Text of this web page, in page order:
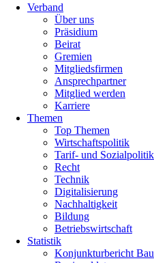
Verband
Über uns
Präsidium
Beirat
Gremien
Mitgliedsfirmen
Ansprechpartner
Mitglied werden
Karriere
Themen
Top Themen
Wirtschaftspolitik
Tarif- und Sozialpolitik
Recht
Technik
Digitalisierung
Nachhaltigkeit
Bildung
Betriebswirtschaft
Statistik
Konjunkturbericht Bau